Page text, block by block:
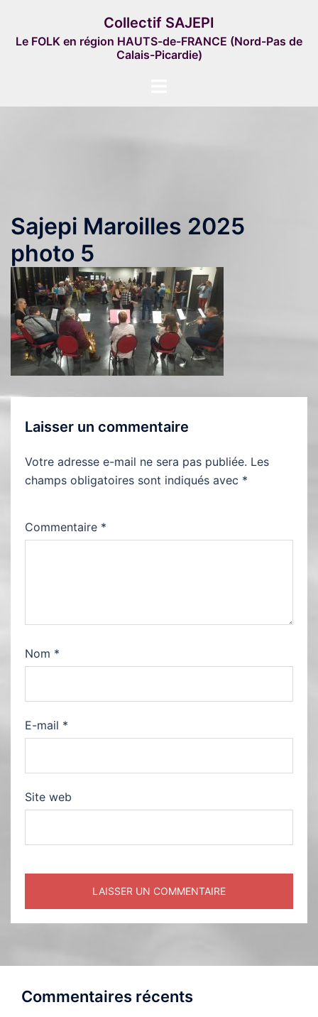
contenu
Collectif SAJEPI
Le FOLK en région HAUTS-de-FRANCE (Nord-Pas de
Calais-Picardie)
Sajepi Maroilles 2025
photo 5
Laisser un commentaire
Votre adresse e-mail ne sera pas publiée. Les
champs obligatoires sont indiqués avec *
Commentaire *
Nom *
E-mail *
Site web
Commentaires récents